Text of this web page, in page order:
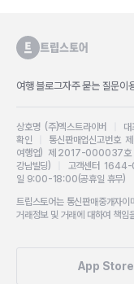
여행 블로그자주 묻는 질문이
상호명 (주)엑스트라이버
확인
통신판매업신고번호
여행업) 제 2017-000037호
강남빌딩)
고객센터
일 9:00-18:00(공휴일 휴무)
트립스토어는 통신판매중개자
거래정보 및 거래에 대하여 책임
App Store